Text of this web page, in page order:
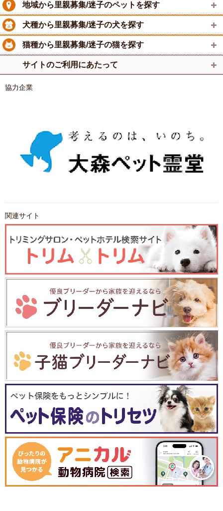
地域から里親募集/迷子のペットを探す
犬種から里親募集/迷子の犬を探す
猫種から里親募集/迷子の猫を探す
サイトのご利用にあたって
協力企業
関連サイト